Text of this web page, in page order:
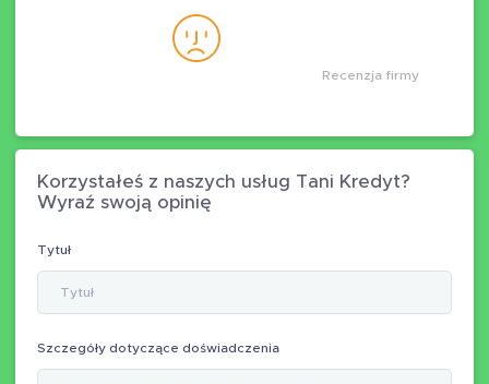
Recenzja firmy
Korzystałeś z naszych usług Tani Kredyt?
Wyraź swoją opinię
Tytuł
Szczegóły dotyczące doświadczenia